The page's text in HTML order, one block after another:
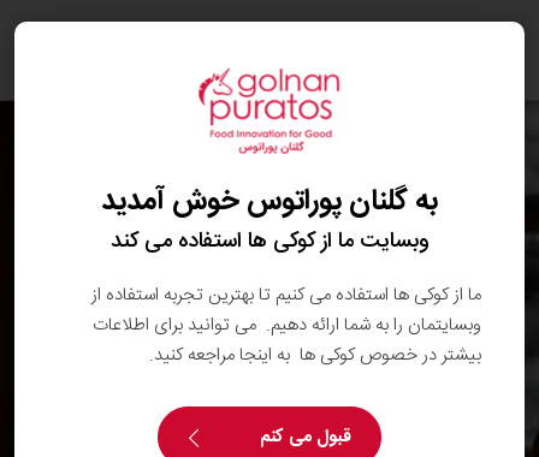
به گلنان پوراتوس خوش آمدید
وبسایت ما از کوکی ها استفاده می کند
ما از کوکی ها استفاده می کنیم تا بهترین تجربه استفاده از
وبسایتمان را به شما ارائه دهیم. می توانید برای اطلاعات
بیشتر در خصوص کوکی ها به اینجا مراجعه کنید.
قبول می کنم